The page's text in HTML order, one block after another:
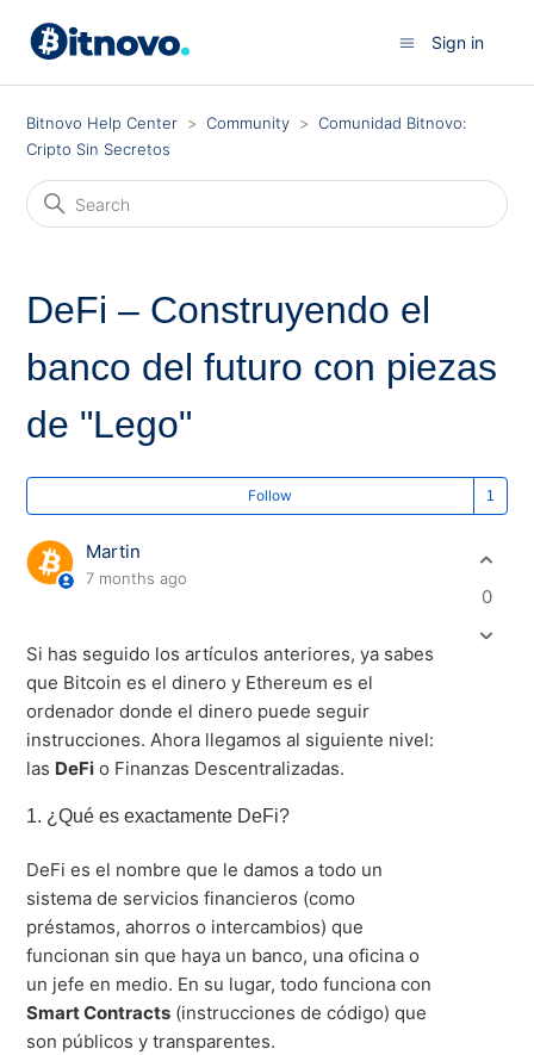
Sign in
Bitnovo Help Center Community
Comunidad Bitnovo:
Cripto Sin Secretos
DeFi – Construyendo el
banco del futuro con piezas
de "Lego"
Follow
Martin
7 months ago
Si has seguido los artículos anteriores, ya sabes
que Bitcoin es el dinero y Ethereum es el
ordenador donde el dinero puede seguir
instrucciones.Ahora llegamos al siguiente nivel:
las DeFi o Finanzas Descentralizadas.
1. ¿Qué es exactamente DeFi?
DeFi es el nombre que le damos a todo un
sistema de servicios financieros (como
préstamos, ahorros o intercambios) que
funcionan sin que haya un banco, una oficina o
un jefe en medio. En su lugar, todo funciona con
Smart Contracts (instrucciones de código) que
son públicos y transparentes.
0